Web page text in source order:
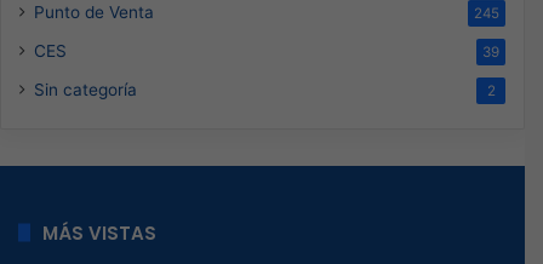
Punto de Venta 245
CES 39
Sin categoría 2
MÁS VISTAS